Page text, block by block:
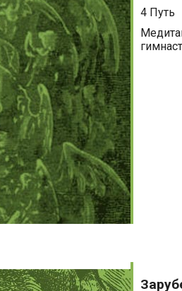
4 Путь
Зарубежная
литература